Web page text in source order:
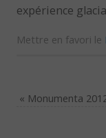
expérience
Mettre en favori le
« Monumenta